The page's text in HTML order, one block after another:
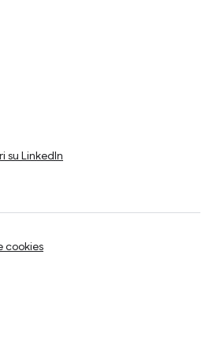
su LinkedIn
cookies